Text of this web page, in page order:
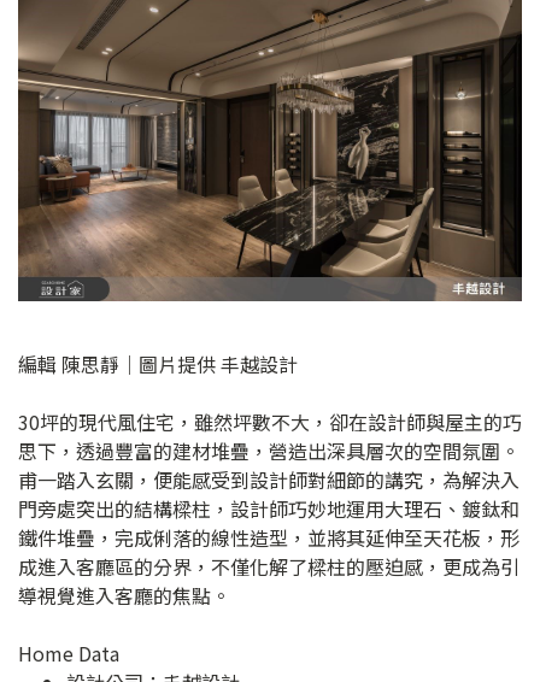
編輯 陳思靜｜圖片提供 丰越設計
30坪的現代風住宅，雖然坪數不大，卻在設計師與屋主的巧
思下，透過豐富的建材堆疊，營造出深具層次的空間氛圍。
甫一踏入玄關，便能感受到設計師對細節的講究，為解決入
門旁處突出的結構樑柱，設計師巧妙地運用大理石、鍍鈦和
鐵件堆疊，完成俐落的線性造型，並將其延伸至天花板，形
成進入客廳區的分界，不僅化解了樑柱的壓迫感，更成為引
導視覺進入客廳的焦點。
Home Data